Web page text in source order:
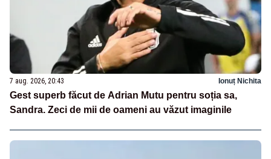
7 aug. 2026, 20:43 Ionuț Nichita
Gest superb făcut de Adrian Mutu pentru soția sa,
Sandra. Zeci de mii de oameni au văzut imaginile